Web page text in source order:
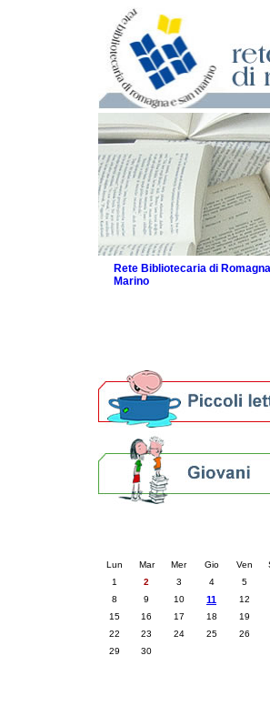
Rete Bibliotecaria di
Marino
Lun Mar Mer Gio Ven
1
2 3 4 5
8
9 10 11 12
15
16 17 18 19
22
23 24 25 26
29
30